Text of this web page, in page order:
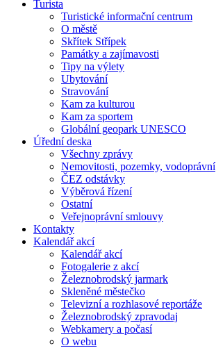
Turista
Turistické informační centrum
O městě
Skřítek Střípek
Památky a zajímavosti
Tipy na výlety
Ubytování
Stravování
Kam za kulturou
Kam za sportem
Globální geopark UNESCO
Úřední deska
Všechny zprávy
Nemovitosti, pozemky, vodoprávní
ČEZ odstávky
Výběrová řízení
Ostatní
Veřejnoprávní smlouvy
Kontakty
Kalendář akcí
Kalendář akcí
Fotogalerie z akcí
Železnobrodský jarmark
Skleněné městečko
Televizní a rozhlasové reportáže
Železnobrodský zpravodaj
Webkamery a počasí
O webu